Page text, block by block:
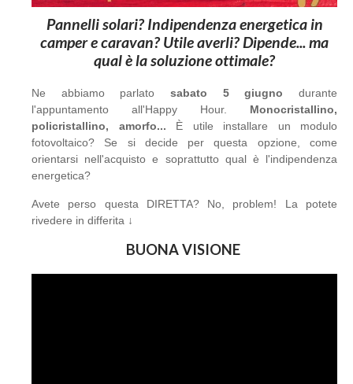
Pannelli solari? Indipendenza energetica in
camper e caravan? Utile averli? Dipende... ma
qual è la soluzione ottimale?
Ne abbiamo parlato sabato 5 giugno durante
l'appuntamento all'Happy Hour.
Monocristallino,
policristallino, amorfo... È utile installare un modulo
fotovoltaico? Se si decide per questa opzione, come
orientarsi nell'acquisto e soprattutto qual è l'indipendenza
energetica?
Avete perso questa DIRETTA? No, problem! La potete
rivedere in differita ↓
BUONA VISIONE